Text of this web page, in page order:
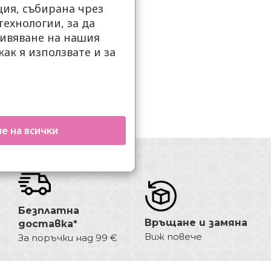
Безплатна
доставка*
За поръчки над 99 €
Връщане и замяна
Виж повече
събирана чрез
за да
на нашия
я използвате и за
на всички